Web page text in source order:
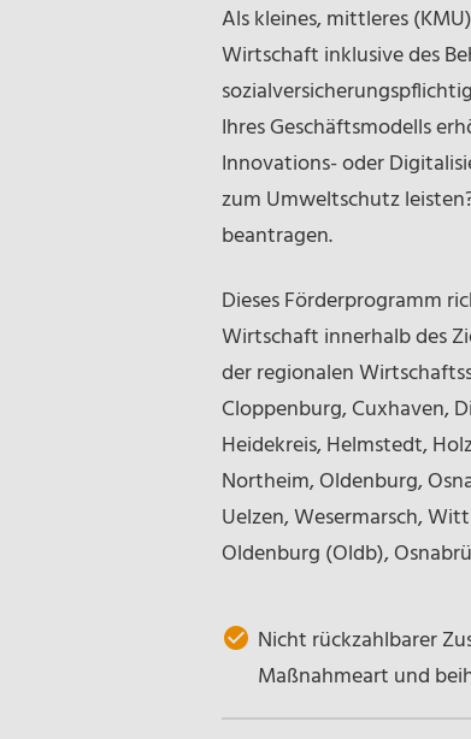
Als kleines, mittleres
Wirtschaft inklusive des
Ihres Geschäftsmodells
Innovations- oder
zum Umweltschutz
beantragen.
Dieses Förderprogramm
Wirtschaft innerhalb des
der regionalen
Cloppenburg, Cuxhaven,
Heidekreis, Helmstedt,
Northeim, Oldenburg,
Uelzen, Wesermarsch,
Oldenburg (Oldb),
Nicht rückzahlbarer
Maßnahmeart und